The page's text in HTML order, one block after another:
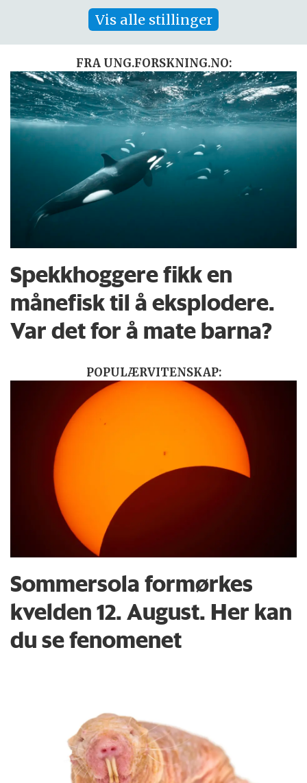
Vis alle stillinger
FRA UNG.FORSKNING.NO:
Spekkhoggere fikk en
månefisk til å eksplodere.
Var det for å mate barna?
POPULÆRVITENSKAP:
Sommersola formørkes
kvelden 12. August. Her kan
du se fenomenet